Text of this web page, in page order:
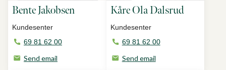
Bente Jakobsen
Kundesenter
69 81 62 00
Send email
Kåre Ola Dalsrud
Kundesenter
69 81 62 00
Send email